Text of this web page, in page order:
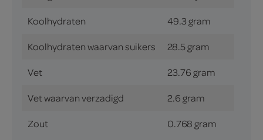
Koolhydraten 49.3 gram
Koolhydraten waarvan suikers 28.5 gram
Vet 23.76 gram
Vet waarvan verzadigd 2.6 gram
Zout 0.768 gram